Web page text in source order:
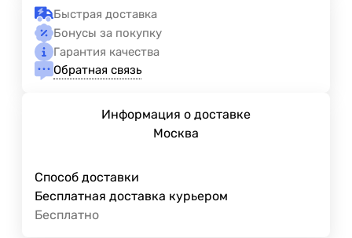
Быстрая доставка
Бонусы за покупку
Гарантия качества
Обратная связь
Информация о доставке
Москва
Способ доставки
Бесплатная доставка курьером
Бесплатно